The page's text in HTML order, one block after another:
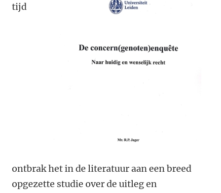
tijd
ontbrak het in de literatuur aan een breed
opgezette studie over de uitleg en